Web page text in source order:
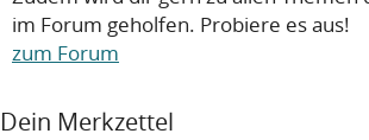
im Forum geholfen. Probiere es aus!
zum Forum
Dein Merkzettel